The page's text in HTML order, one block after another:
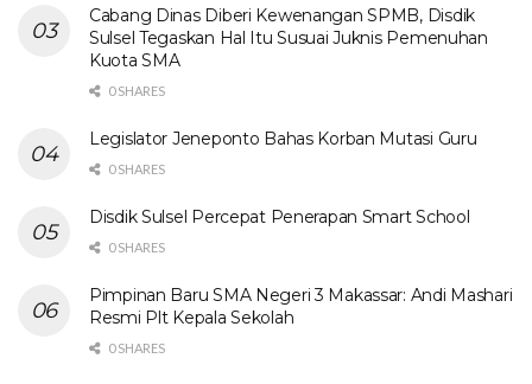
Cabang Dinas Diberi Kewenangan SPMB, Disdik
Sulsel Tegaskan Hal Itu Susuai Juknis Pemenuhan
Kuota SMA
0 SHARES
Legislator Jeneponto Bahas Korban Mutasi Guru
0 SHARES
Disdik Sulsel Percepat Penerapan Smart School
0 SHARES
Pimpinan Baru SMA Negeri 3 Makassar: Andi Mashari
Resmi Plt Kepala Sekolah
0 SHARES